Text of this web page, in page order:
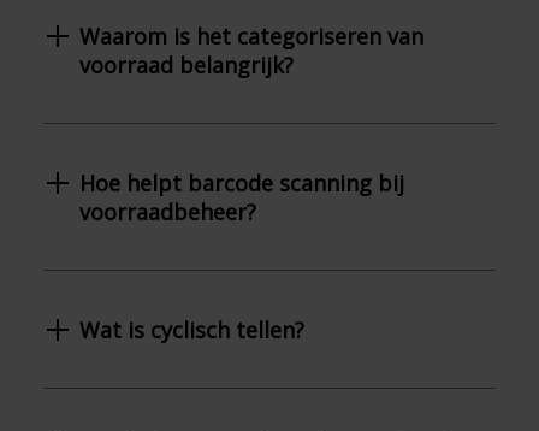
Waarom is het categoriseren van
voorraad belangrijk?
Hoe helpt barcode scanning bij
voorraadbeheer?
Wat is cyclisch tellen?